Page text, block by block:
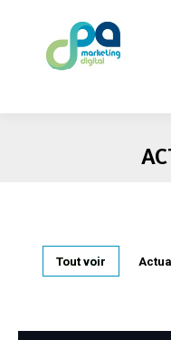
Tout voir